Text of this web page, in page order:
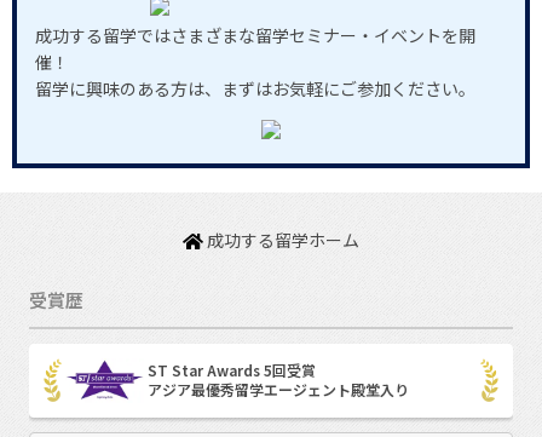
成功する留学ではさまざまな留学セミナー・イベントを開
催！
留学に興味のある方は、まずはお気軽にご参加ください。
成功する留学ホーム
受賞歴
ST Star Awards 5回受賞
アジア最優秀留学エージェント殿堂入り